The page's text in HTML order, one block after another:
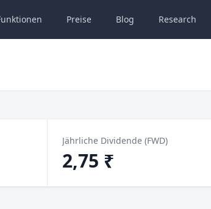
Preise Blog Research
Jährliche Dividende (FWD)
2,75 ₹